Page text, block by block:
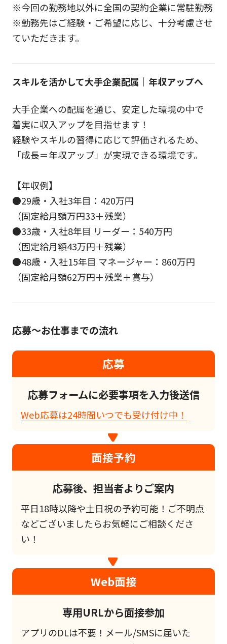
※今回の勤務地以外に全国の契約企業に常駐勤務
※勤務先はご経験・ご希望に応じ、十分考慮させ
ていただきます。
スキルを活かして大手企業配属｜年収アップへ
大手企業への配属を通じ、安定した環境の中で
着実に収入アップを目指せます！
経験やスキルの習得に応じて評価されるため、
「成長＝年収アップ」が実現できる環境です。
【年収例】
●29歳・入社3年目：420万円
（固定給月額万円33＋残業）
●33歳・入社8年目 リーダー：540万円
（固定給月額43万円＋残業）
●48歳・入社15年目 マネージャー：860万円
（固定給月額62万円＋残業＋賞与）
応募～お仕事までの流れ
応募
応募フォームに必要事項を入力後送信
Web応募は24時間いつでも受け付け中！
面接予約
応募後、担当者よりご案内
平日18時以降や土日祝の予約可能！ご不明点
などございましたらお気軽にご相談くださ
い！
Web面接
専用URLから面接参加
アプリのDLは不要！メール/SMSに届いた